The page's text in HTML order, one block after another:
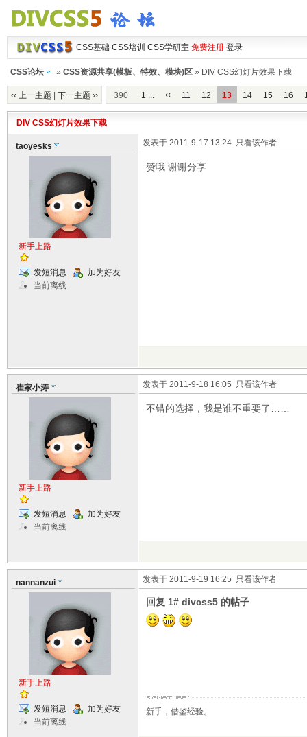
CSS基础 CSS培训 CSS学研室 免费注册 登录
CSS论坛 » CSS资源共享(模板、特效、模块)区» DIV CSS幻灯片效果下载
‹‹ 上一主题 下一主题 ›› 390 1 ... ‹‹ 11 12 13 14 15 16
DIV CSS幻灯片效果下载
taoyesks
新手上路
发短消息
加为好友
当前离线
发表于 2011-9-17 13:24 只看该作者
赞哦 谢谢分享
崔家小涛
新手上路
发短消息
加为好友
当前离线
发表于 2011-9-18 16:05 只看该作者
不错的选择，我是谁不重要了……
nannanzui
新手上路
发短消息
加为好友
当前离线
发表于 2011-9-19 16:25 只看该作者
回复 1# divcss5 的帖子
新手，借鉴经验。